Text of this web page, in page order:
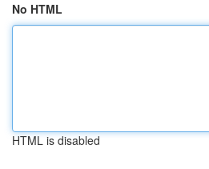
No HTML
HTML is disabled